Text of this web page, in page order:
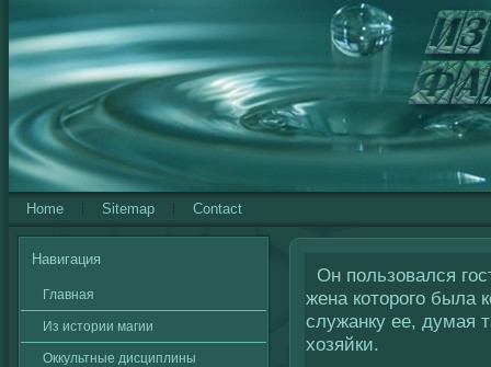
Home Sitemap Contact
Навигация
Главная
Из истории магии
Оккультные дисциплины
Он пользовался
жена которого была
служанку ее, думая
хозяйки.